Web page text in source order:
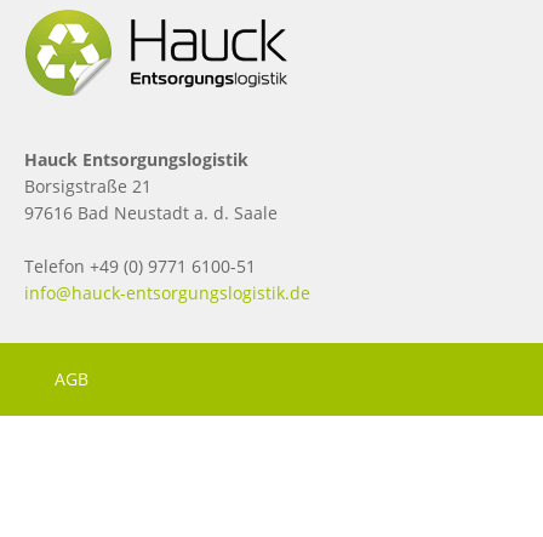
Hauck Entsorgungslogistik
Borsigstraße 21
97616 Bad Neustadt a. d. Saale
Telefon +49 (0) 9771 6100-51
info@hauck-entsorgungslogistik.de
AGB